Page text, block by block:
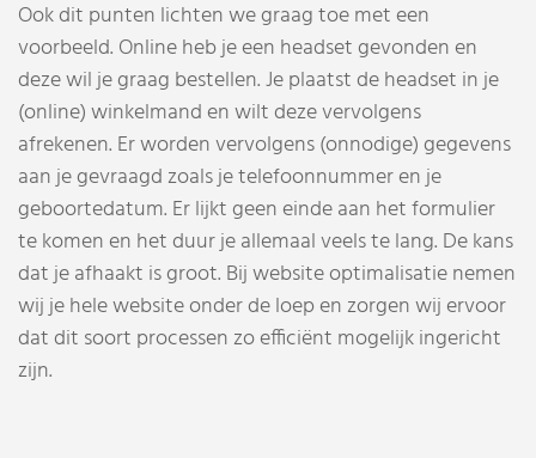
Ook dit punten lichten we graag toe met een
voorbeeld. Online heb je een headset gevonden en
deze wil je graag bestellen. Je plaatst de headset in je
(online) winkelmand en wilt deze vervolgens
afrekenen. Er worden vervolgens (onnodige) gegevens
aan je gevraagd zoals je telefoonnummer en je
geboortedatum. Er lijkt geen einde aan het formulier
te komen en het duur je allemaal veels te lang. De kans
dat je afhaakt is groot. Bij website optimalisatie nemen
wij je hele website onder de loep en zorgen wij ervoor
dat dit soort processen zo efficiënt mogelijk ingericht
zijn.